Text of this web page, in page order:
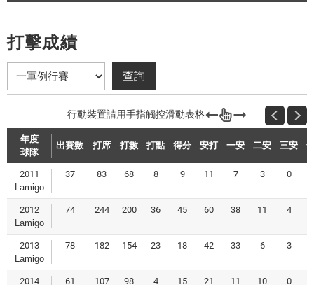
打擊成績
年度
球隊
出賽數 打席 打數 打點 得分 安打 一安 二安 三安
2011
Lamigo
37 83 68 8 9 11 7 3 0
2012
Lamigo
74 244 200 36 45 60 38 11 4
2013
Lamigo
78 182 154 23 18 42 33 6 3
2014
61 107 98 4 15 21 11 10 0